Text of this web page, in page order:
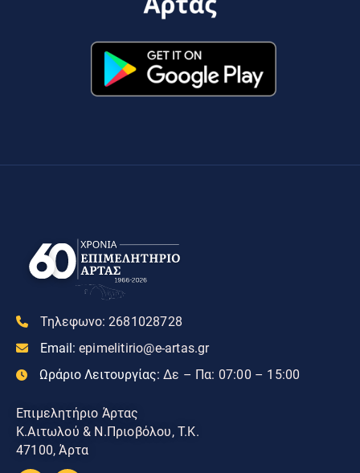
Τηλεφωνο: 2681028728
Email: epimelitirio@e-artas.gr
Ωράριο Λειτουργίας: Δε – Πα: 07:00 – 15:00
Επιμελητήριο Άρτας
Κ.Αιτωλού & Ν.Πριοβόλου, Τ.Κ.
47100, Άρτα